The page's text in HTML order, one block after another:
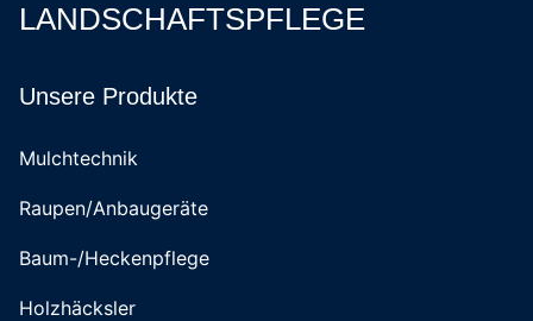
LANDSCHAFTSPFLEGE
Unsere Produkte
Mulchtechnik
Raupen/Anbaugeräte
Baum-/Heckenpflege
Holzhäcksler